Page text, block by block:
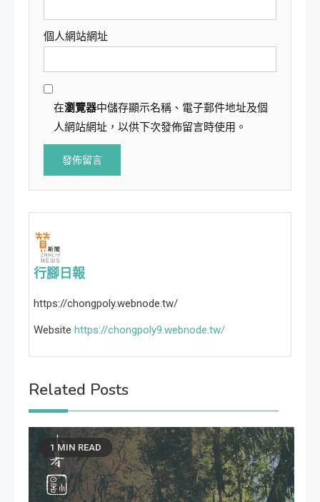
個人網站網址
在瀏覽器中儲存顯示名稱、電子郵件地址及個
人網站網址，以供下次發佈留言時使用。
行腳日報
https://chongpoly.webnode.tw/
Website https://chongpoly9.webnode.tw/
Related Posts
1 MIN READ